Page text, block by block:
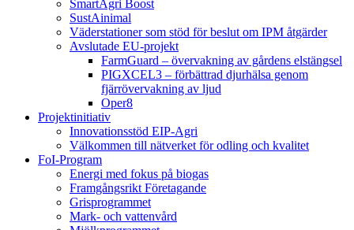
SmartAgri Boost
SustAinimal
Väderstationer som stöd för beslut om IPM åtgärder
Avslutade EU-projekt
FarmGuard – övervakning av gårdens elstängsel
PIGXCEL3 – förbättrad djurhälsa genom
fjärrövervakning av ljud
Oper8
Projektinitiativ
Innovationsstöd EIP-Agri
Välkommen till nätverket för odling och kvalitet
FoI-Program
Energi med fokus på biogas
Framgångsrikt Företagande
Grisprogrammet
Mark- och vattenvård